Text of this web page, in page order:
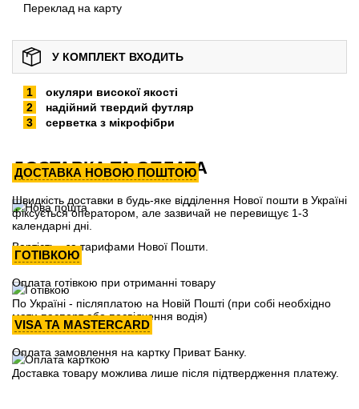
Переклад на карту
У КОМПЛЕКТ ВХОДИТЬ
окуляри високої якості
надійний твердий футляр
серветка з мікрофібри
ДОСТАВКА ТА ОПЛАТА
ДОСТАВКА НОВОЮ ПОШТОЮ
Швидкість доставки в будь-яке відділення Нової пошти в Україні
фіксується оператором, але зазвичай не перевищує 1-3
календарні дні.
Вартість - за тарифами Нової Пошти.
ГОТІВКОЮ
Оплата готівкою при отриманні товару
По Україні - післяплатою на Новій Пошті (при собі необхідно
мати паспорт або посвідчення водія)
VISA ТА MASTERCARD
Оплата замовлення на картку Приват Банку.
Доставка товару можлива лише після підтвердження платежу.